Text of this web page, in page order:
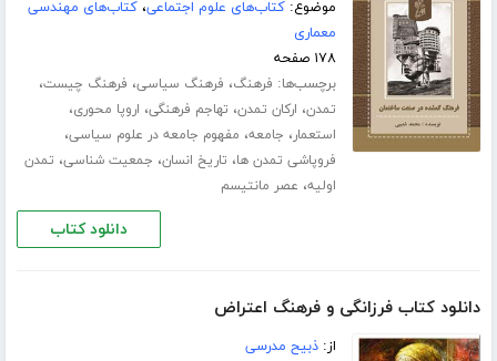
موضوع:کتاب‌های علوم اجتماعی،کتاب‌های مهندسی
معماری
۱۷۸ صفحه
برچسب‌ها: فرهنگ، فرهنگ سیاسی، فرهنگ چیست،
تمدن، ارکان تمدن، تهاجم فرهنگی، اروپا محوری،
استعمار، جامعه، مفهوم جامعه در علوم سیاسی،
فروپاشی تمدن ها، تاریخ انسان، جمعیت شناسی، تمدن
اولیه، عصر مانتیسم
دانلود کتاب
دانلود کتاب فرزانگی و فرهنگ اعتراض
از:ذبیح مدرسی